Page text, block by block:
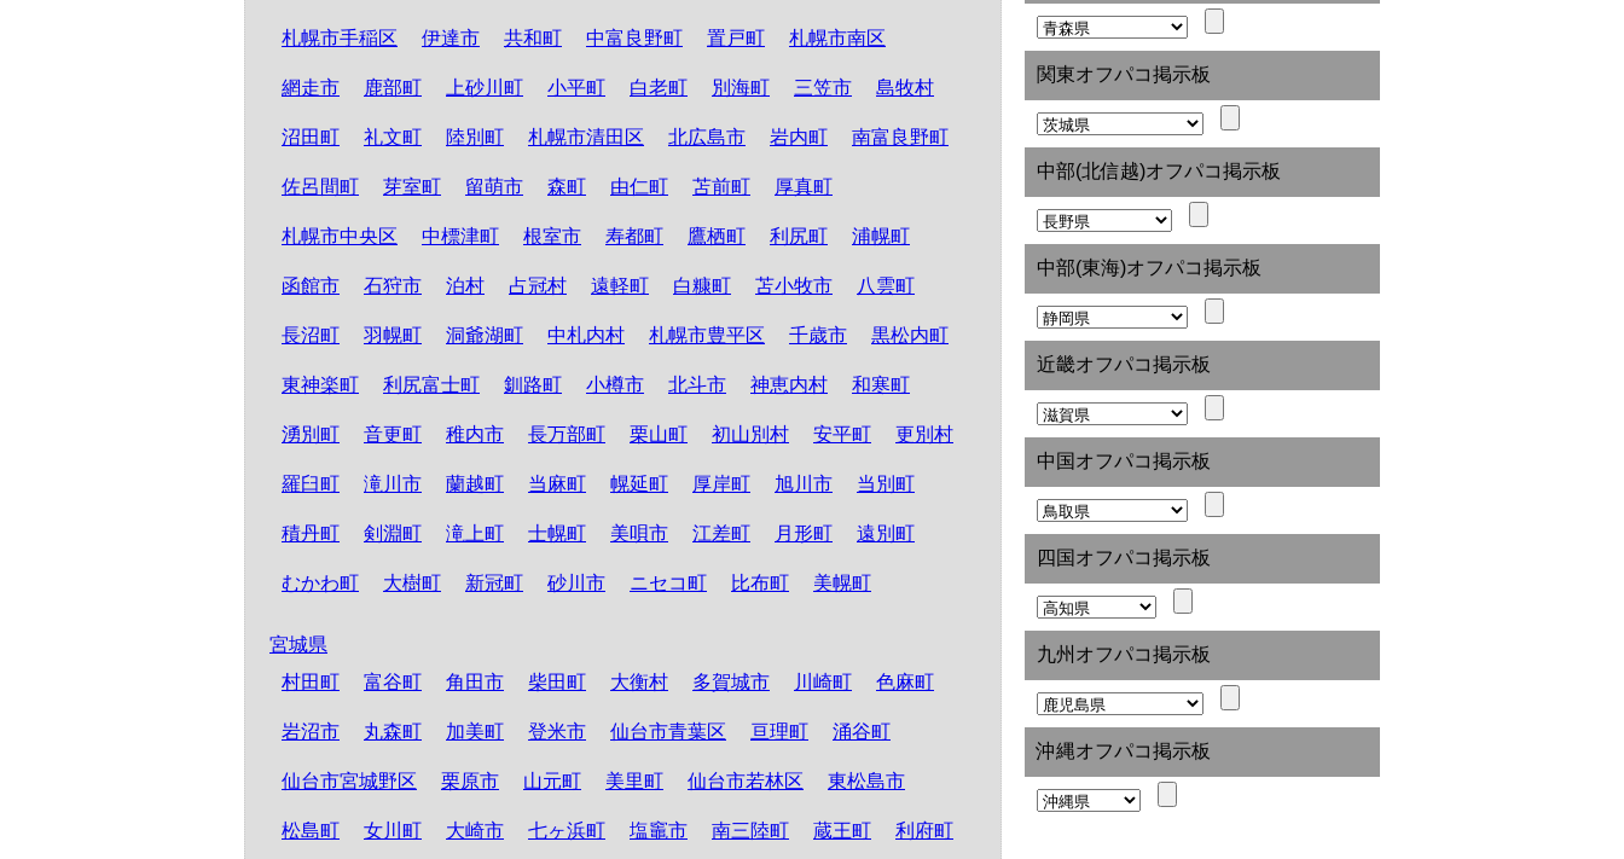
札幌市手稲区 伊達市 共和町 中富良野町 置戸町 札幌市南区
網走市 鹿部町 上砂川町 小平町 白老町 別海町 三笠市 島牧村
沼田町 礼文町 陸別町 札幌市清田区 北広島市 岩内町 南富良野町
佐呂間町 芽室町 留萌市 森町 由仁町 苫前町 厚真町
札幌市中央区 中標津町 根室市 寿都町 鷹栖町 利尻町 浦幌町
函館市 石狩市 泊村 占冠村 遠軽町 白糠町 苫小牧市 八雲町
長沼町 羽幌町 洞爺湖町 中札内村 札幌市豊平区 千歳市 黒松内町
東神楽町 利尻富士町 釧路町 小樽市 北斗市 神恵内村 和寒町
湧別町 音更町 稚内市 長万部町 栗山町 初山別村 安平町 更別村
羅臼町 滝川市 蘭越町 当麻町 幌延町 厚岸町 旭川市 当別町
積丹町 剣淵町 滝上町 士幌町 美唄市 江差町 月形町 遠別町
むかわ町 大樹町 新冠町 砂川市 ニセコ町 比布町 美幌町
宮城県
村田町
富谷町 角田市 柴田町 大衡村 多賀城市 川崎町 色麻町
岩沼市 丸森町 加美町 登米市 仙台市青葉区 亘理町 涌谷町
仙台市宮城野区 栗原市 山元町 美里町 仙台市若林区 東松島市
松島町 女川町 大崎市 七ヶ浜町 塩竈市 南三陸町 蔵王町 利府町
関東オフパコ掲示板
中部(北信越)オフパコ掲示板
中部(東海)オフパコ掲示板
近畿オフパコ掲示板
中国オフパコ掲示板
四国オフパコ掲示板
九州オフパコ掲示板
沖縄オフパコ掲示板